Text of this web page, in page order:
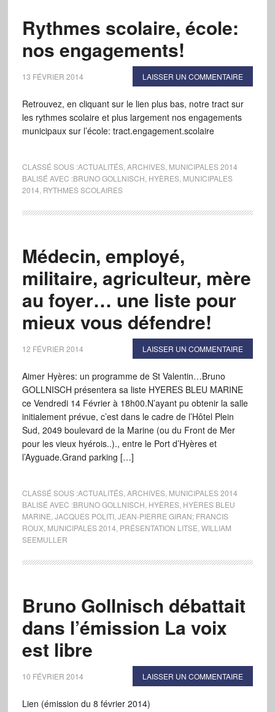
Rythmes scolaire, école:
nos engagements!
13 FÉVRIER 2014 LAISSER UN COMMENTAIRE
Retrouvez, en cliquant sur le lien plus bas, notre tract sur
les rythmes scolaire et plus largement nos engagements
municipaux sur l’école: tract.engagement.scolaire
CLASSÉ SOUS :ACTUALITÉS, ARCHIVES, MUNICIPALES 2014
BALISÉ AVEC :BRUNO GOLLNISCH HYÈRES, MUNICIPALES
2014 RYTHMES SCOLAIRES
Médecin, employé,
militaire, agriculteur, mère
au foyer… une liste pour
mieux vous défendre!
12 FÉVRIER 2014 LAISSER UN COMMENTAIRE
Aimer Hyères: un programme de St Valentin…Bruno
GOLLNISCH présentera sa liste HYERES BLEU MARINE
ce Vendredi 14 Février à 18h00.N’ayant pu obtenir la salle
initialement prévue, c’est dans le cadre de l’Hôtel Plein
Sud, 2049 boulevard de la Marine (ou du Front de Mer
pour les vieux hyérois..)., entre le Port d’Hyères et
l’Ayguade.Grand parking […]
CLASSÉ SOUS :ACTUALITÉS, ARCHIVES, MUNICIPALES 2014
BALISÉ AVEC :BRUNO GOLLNISCH HYÈRES, HYÈRES BLEU
MARINE JACQUES POLITI, JEAN-PIERRE GIRAN; FRANCIS
ROUX, MUNICIPALES 2014 PRÉSENTATION LITSE WILLIAM
SEEMULLER
Bruno Gollnisch débattait
dans l’émission La voix
est libre
10 FÉVRIER 2014 LAISSER UN COMMENTAIRE
Lien (émission du 8 février 2014)